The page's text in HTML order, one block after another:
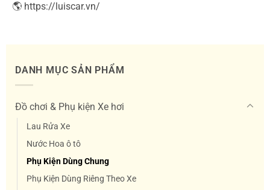
🌎 https://luiscar.vn/
DANH MỤC SẢN PHẨM
Đồ chơi & Phụ kiện Xe hơi
Lau Rửa Xe
Nước Hoa ô tô
Phụ Kiện Dùng Chung
Phụ Kiện Dùng Riêng Theo Xe